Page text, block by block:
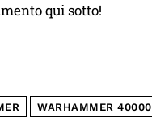
qui sotto!
WARHAMMER 40000